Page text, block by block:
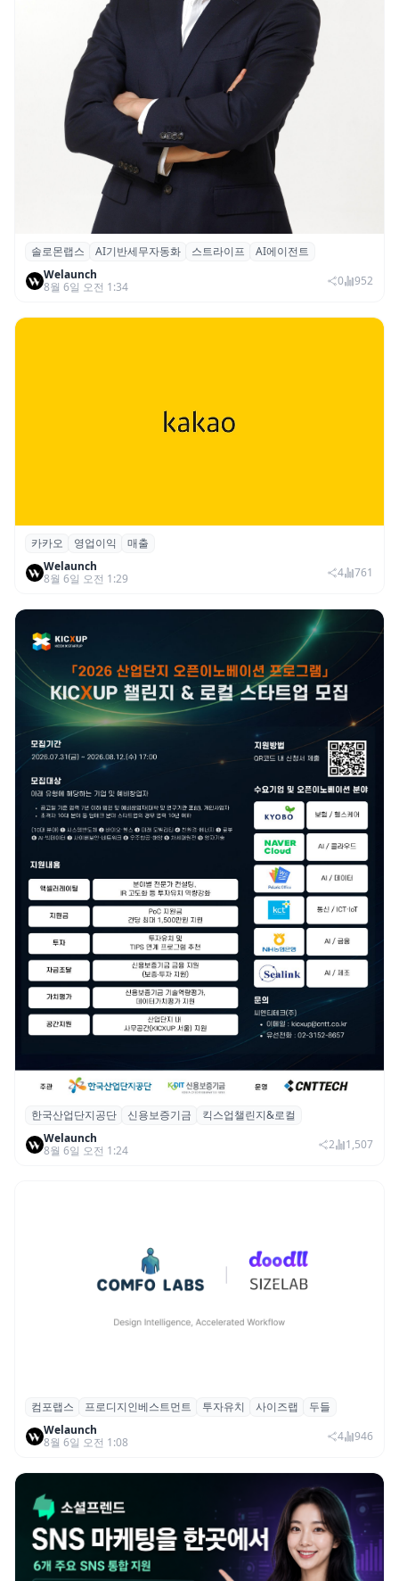
솔로몬랩스, 스트라이프 출신 이창헌 영입…
절세 전략 AI 에이전트 개발 본격화
솔로몬랩스 AI기반세무자동화 스트라이프
AI에이전트
Welaunch
8월 6일 오전 1:34
0 952
카카오, 2026년 2분기 매출 2조985억·영업
이익 2770억…역대 분기 최대
카카오 영업이익
매출
Welaunch
8월 6일 오전 1:29
4 761
산단공·신보, 2026 ‘킥스업 챌린지&로컬’ 참
여 스타트업 모집
한국산업단지공단 신용보증기금
킥스업챌린지&로컬
Welaunch
8월 6일 오전 1:24
2 1,507
컴포랩스, 프로디지인베스트먼트로부터 시
드 투자 유치
컴포랩스 프로디지인베스트먼트 투자유치 사이즈랩
두들
Welaunch
8월 6일 오전 1:08
4 946